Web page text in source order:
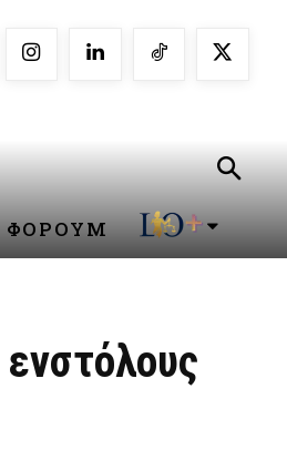
ΦΟΡΟΥΜ